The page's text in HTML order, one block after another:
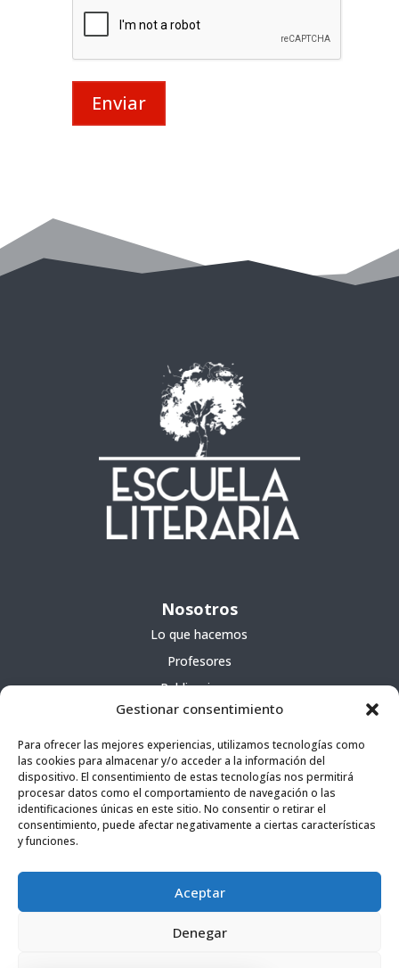
Gestionar consentimiento
Para ofrecer las mejores experiencias, utilizamos tecnologías como
las cookies para almacenar y/o acceder a la información del
dispositivo. El consentimiento de estas tecnologías nos permitirá
procesar datos como el comportamiento de navegación o las
identificaciones únicas en este sitio. No consentir o retirar el
consentimiento, puede afectar negativamente a ciertas características
y funciones.
Aceptar
Denegar
Nosotros
Lo que hacemos
Profesores
Publicaciones
Cursos
Escuela portátil
Agencia literaria
Cursos
Escuela portátil